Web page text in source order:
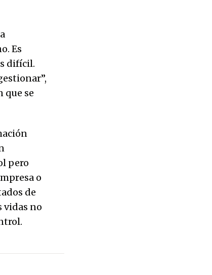
Es
difícil.
que se
pero
o
de
vidas no